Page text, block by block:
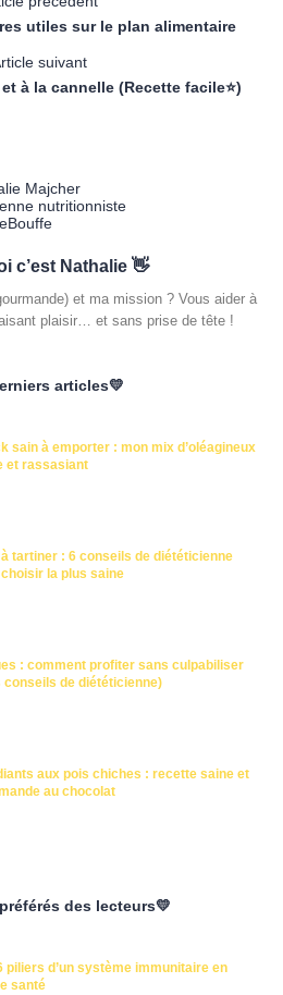
utiles sur le plan alimentaire
suivant
à la cannelle (Recette facile⭐)
c’est Nathalie 👋
et ma mission ? Vous aider à
plaisir… et sans prise de tête !
articles💛
sain à emporter : mon mix d’oléagineux
et rassasiant
à tartiner : 6 conseils de diététicienne
la plus saine
: comment profiter sans culpabiliser
conseils de diététicienne)
aux pois chiches : recette saine et
au chocolat
des lecteurs💛
piliers d’un système immunitaire en
santé